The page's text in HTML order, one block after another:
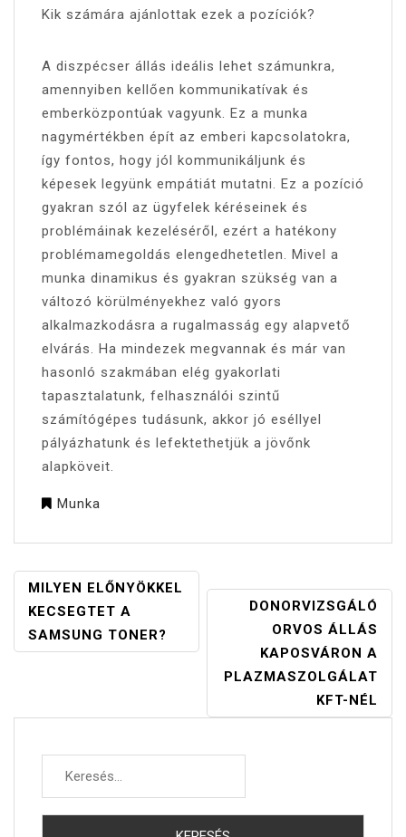
Kik számára ajánlottak ezek a pozíciók?
A diszpécser állás ideális lehet számunkra,
amennyiben kellően kommunikatívak és
emberközpontúak vagyunk. Ez a munka
nagymértékben épít az emberi kapcsolatokra,
így fontos, hogy jól kommunikáljunk és
képesek legyünk empátiát mutatni. Ez a pozíció
gyakran szól az ügyfelek kéréseinek és
problémáinak kezeléséről, ezért a hatékony
problémamegoldás elengedhetetlen. Mivel a
munka dinamikus és gyakran szükség van a
változó körülményekhez való gyors
alkalmazkodásra a rugalmasság egy alapvető
elvárás. Ha mindezek megvannak és már van
hasonló szakmában elég gyakorlati
tapasztalatunk, felhasználói szintű
számítógépes tudásunk, akkor jó eséllyel
pályázhatunk és lefektethetjük a jövőnk
alapköveit.
Munka
BEJEGYZÉS
NAVIGÁCIÓ
MILYEN ELŐNYÖKKEL
KECSEGTET A
SAMSUNG TONER?
DONORVIZSGÁLÓ
ORVOS ÁLLÁS
KAPOSVÁRON A
PLAZMASZOLGÁLAT
KFT-NÉL
Keresés: